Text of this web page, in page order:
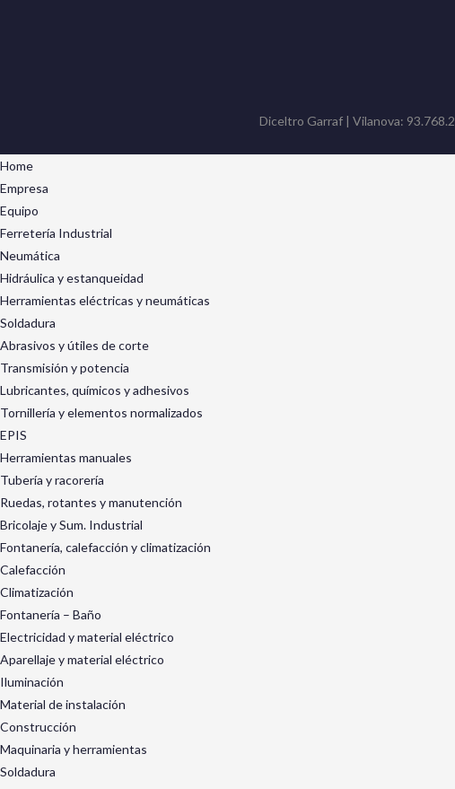
Diceltro Garraf | Vilanova:
Home
Empresa
Equipo
Ferretería Industrial
Neumática
Hidráulica y estanqueidad
Herramientas eléctricas y neumáticas
Soldadura
Abrasivos y útiles de corte
Transmisión y potencia
Lubricantes, químicos y adhesivos
Tornillería y elementos normalizados
EPIS
Herramientas manuales
Tubería y racorería
Ruedas, rotantes y manutención
Bricolaje y Sum. Industrial
Fontanería, calefacción y climatización
Calefacción
Climatización
Fontanería – Baño
Electricidad y material eléctrico
Aparellaje y material eléctrico
Iluminación
Material de instalación
Construcción
Maquinaria y herramientas
Soldadura